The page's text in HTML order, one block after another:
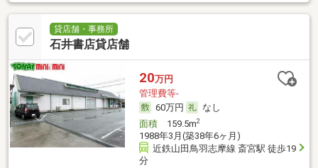
貸店舗・事務所
石井書店貸店舗
20万円
管理費等-
60万円
なし
面積159.5m2
1988年3月(築38年6ヶ月)
近鉄山田鳥羽志摩線 斎宮駅 徒歩19
分